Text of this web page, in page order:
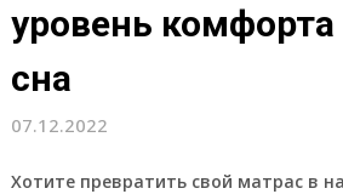
уровень комфорта
сна
07.12.2022
Хотите превратить свой матрас в